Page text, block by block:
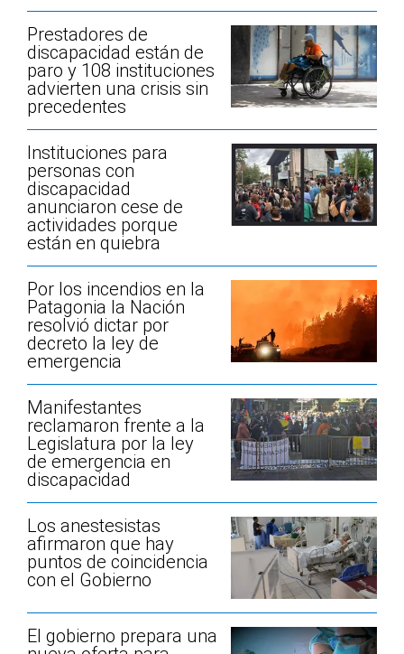
Prestadores de
discapacidad están de
paro y 108 instituciones
advierten una crisis sin
precedentes
Instituciones para
personas con
discapacidad
anunciaron cese de
actividades porque
están en quiebra
Por los incendios en la
Patagonia la Nación
resolvió dictar por
decreto la ley de
emergencia
Manifestantes
reclamaron frente a la
Legislatura por la ley
de emergencia en
discapacidad
Los anestesistas
afirmaron que hay
puntos de coincidencia
con el Gobierno
El gobierno prepara una